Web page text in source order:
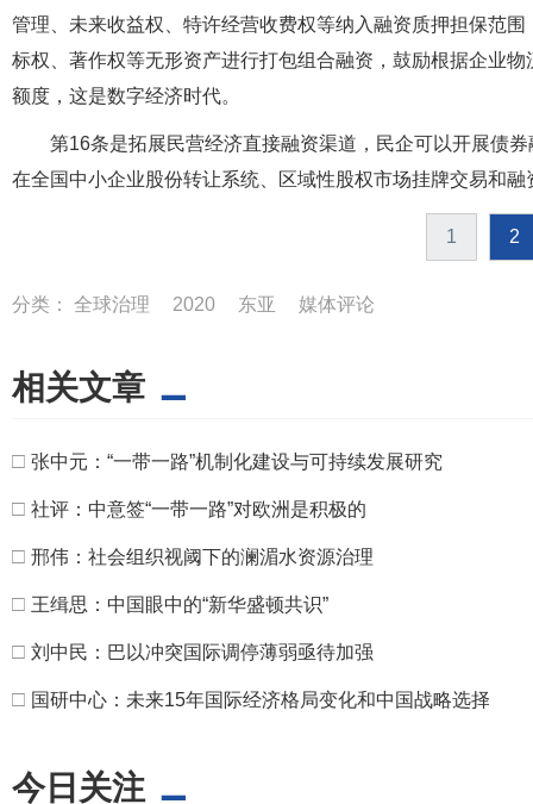
管理、未来收益权、特许经营收费权等纳入融资质押担保范
标权、著作权等无形资产进行打包组合融资，鼓励根据企业
额度，这是数字经济时代。
第16条是拓展民营经济直接融资渠道，民企可以开展债
在全国中小企业股份转让系统、区域性股权市场挂牌交易和融
1 2
分类： 全球治理 2020 东亚 媒体评论
相关文章
□ 张中元：“一带一路”机制化建设与可持续发展研究
□ 社评：中意签“一带一路”对欧洲是积极的
□ 邢伟：社会组织视阈下的澜湄水资源治理
□ 王缉思：中国眼中的“新华盛顿共识”
□ 刘中民：巴以冲突国际调停薄弱亟待加强
□ 国研中心：未来15年国际经济格局变化和中国战略选择
今日关注